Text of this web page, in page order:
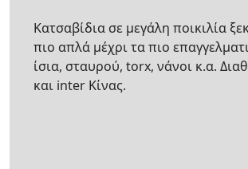
Κατσαβίδια σε μεγάλη ποικιλία
πιο απλά μέχρι τα πιο
ίσια, σταυρού, torx, νάνοι κ.α.
και inter Κίνας.